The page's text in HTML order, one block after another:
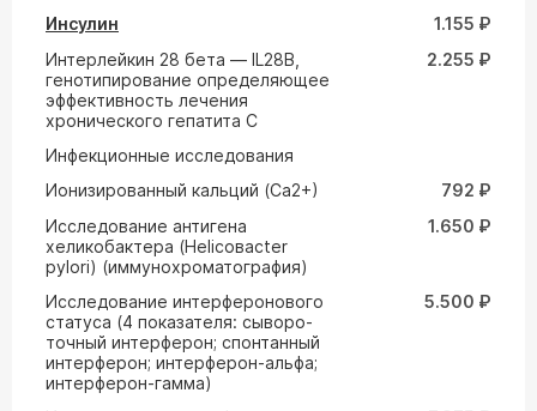
Инсулин
1.155 ₽
Интерлейкин 28 бета — IL28B,
генотипирование определяющее
эффективность лечения
хронического гепатита С
2.255 ₽
Инфекционные исследования
Ионизированный кальций (Са2+)
792 ₽
Исследование антигена
хеликобактера (Helicoвacter
pylori) (иммунохроматография)
1.650 ₽
Исследование интерферонового
статуса (4 показателя: сыворо-
точный интерферон; спонтанный
интерферон; интерферон-альфа;
интерферон-гамма)
5.500 ₽